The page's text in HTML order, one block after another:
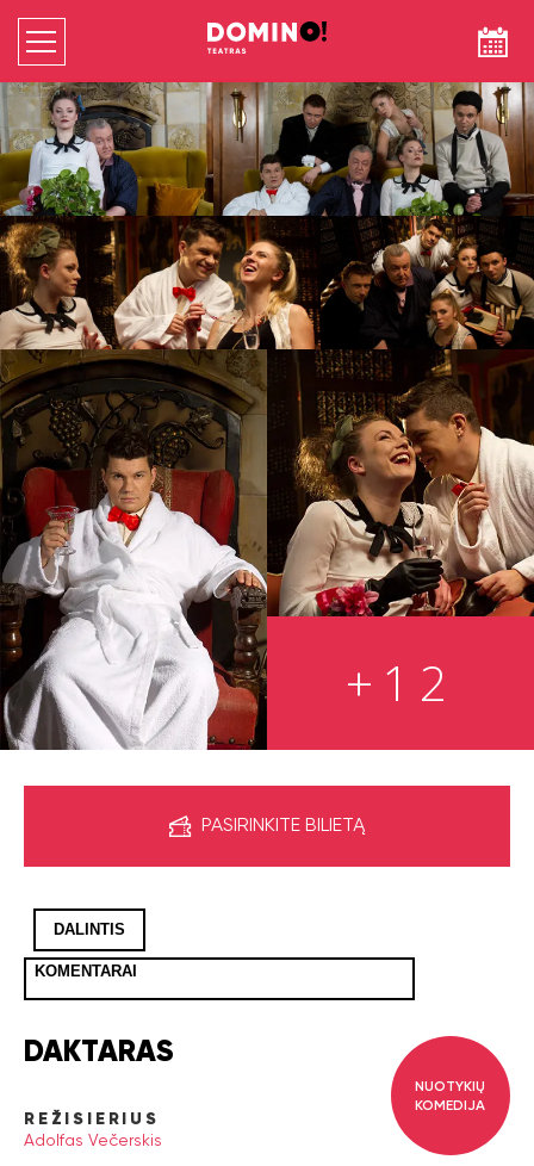
+12
PASIRINKITE BILIETĄ
DALINTIS
KOMENTARAI
DAKTARAS
REŽISIERIUS
Adolfas Večerskis
NUOTYKIŲ
KOMEDIJA